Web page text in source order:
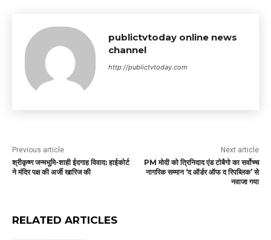
publictvtoday online news
channel
http://publictvtoday.com
Previous article
श्रीकृष्ण जन्मभूमि-शाही ईदगाह विवाद: हाईकोर्ट
ने मंदिर पक्ष की अर्जी खारिज की
Next article
PM मोदी को त्रिनिदाद एंड टोबैगो का सर्वोच्च
नागरिक सम्मान ‘द ऑर्डर ऑफ द रिपब्लिक’ से
नवाजा गया
RELATED ARTICLES